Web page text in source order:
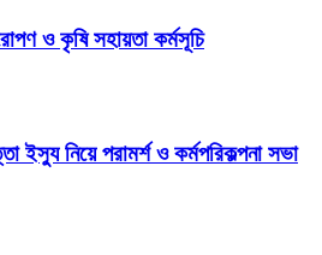
ও কৃষি সহায়তা কর্মসূচি
ইস্যু নিয়ে পরামর্শ ও কর্মপরিকল্পনা সভা